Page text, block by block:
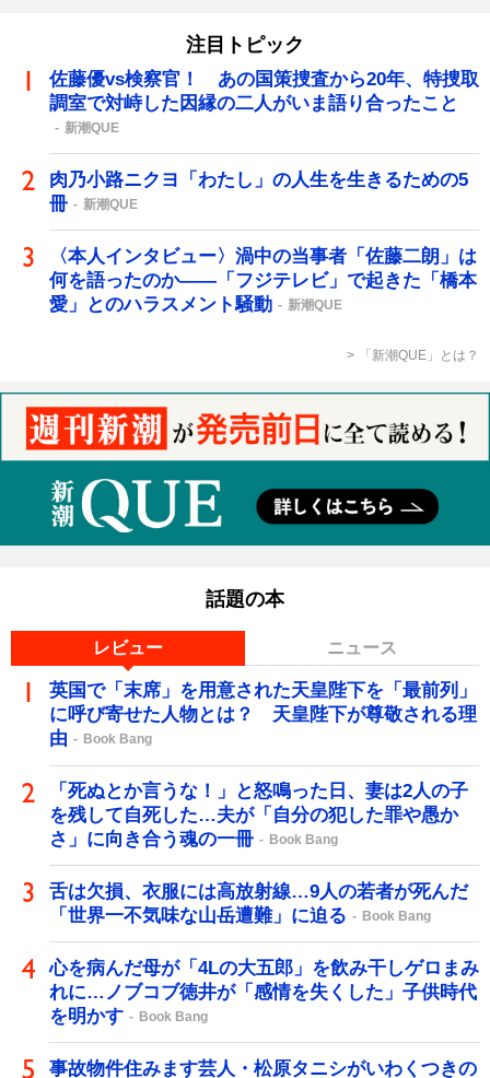
注目トピック
佐藤優vs検察官！ あの国策捜査から20年、特捜取
調室で対峙した因縁の二人がいま語り合ったこと
新潮QUE
肉乃小路ニクヨ「わたし」の人生を生きるための5
冊
新潮QUE
〈本人インタビュー〉渦中の当事者「佐藤二朗」は
何を語ったのか――「フジテレビ」で起きた「橋本
愛」とのハラスメント騒動
新潮QUE
「新潮QUE」とは？
話題の本
レビュー ニュース
英国で「末席」を用意された天皇陛下を「最前列」
に呼び寄せた人物とは？ 天皇陛下が尊敬される理
由
Book Bang
「死ぬとか言うな！」と怒鳴った日、妻は2人の子
を残して自死した…夫が「自分の犯した罪や愚か
さ」に向き合う魂の一冊
Book Bang
舌は欠損、衣服には高放射線…9人の若者が死んだ
「世界一不気味な山岳遭難」に迫る
Book Bang
心を病んだ母が「4Lの大五郎」を飲み干しゲロまみ
れに…ノブコブ徳井が「感情を失くした」子供時代
を明かす
Book Bang
事故物件住みます芸人・松原タニシがいわくつきの